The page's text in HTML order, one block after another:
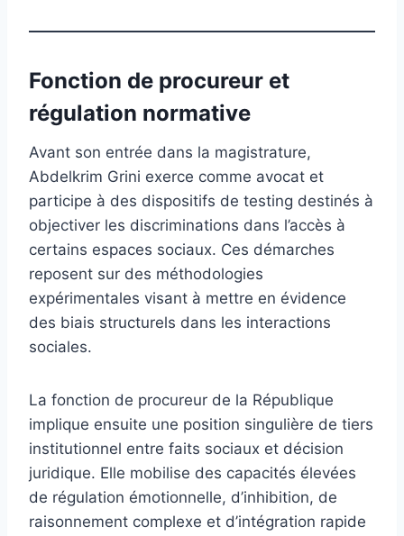
Fonction de procureur et
régulation normative
Avant son entrée dans la magistrature,
Abdelkrim Grini exerce comme avocat et
participe à des dispositifs de testing destinés à
objectiver les discriminations dans l’accès à
certains espaces sociaux. Ces démarches
reposent sur des méthodologies
expérimentales visant à mettre en évidence
des biais structurels dans les interactions
sociales.
La fonction de procureur de la République
implique ensuite une position singulière de tiers
institutionnel entre faits sociaux et décision
juridique. Elle mobilise des capacités élevées
de régulation émotionnelle, d’inhibition, de
raisonnement complexe et d’intégration rapide